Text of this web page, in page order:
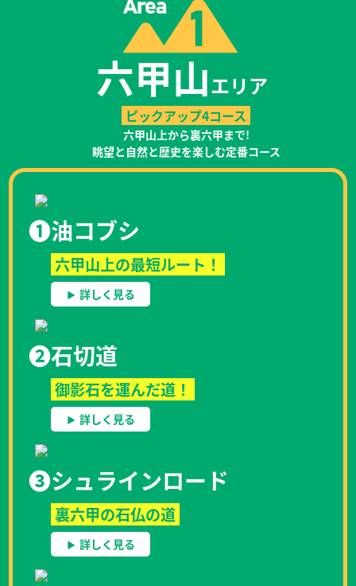
六甲山エリア
ピックアップ4コース
六甲山上から裏六甲まで!
眺望と自然と歴史を楽しむ定番コース
❶油コブシ
六甲山上の最短ルート！
詳しく見る
❷石切道
御影石を運んだ道！
詳しく見る
❸シュラインロード
裏六甲の石仏の道
詳しく見る